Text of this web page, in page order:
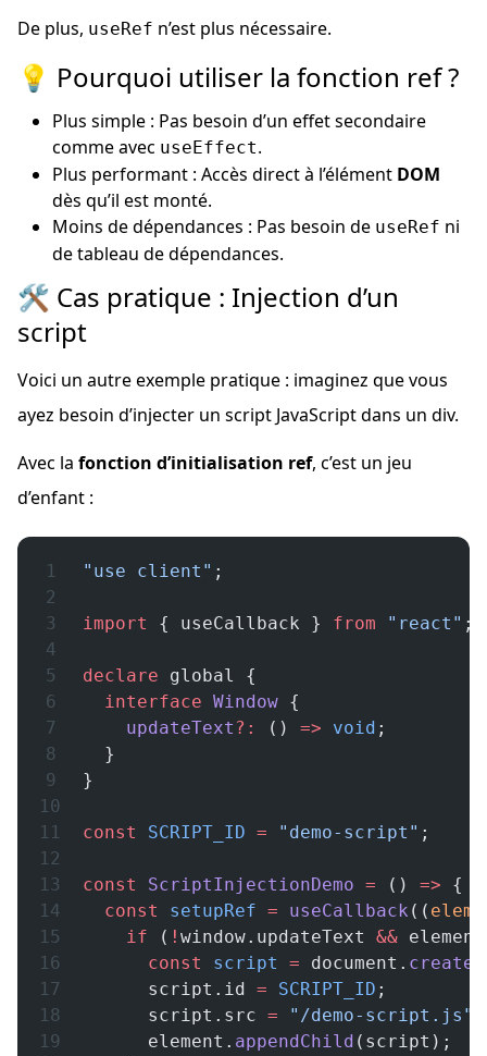
De plus, useRef n’est plus nécessaire.
💡 Pourquoi utiliser la fonction ref ?
Plus simple : Pas besoin d’un effet secondaire
comme avec useEffect.
Plus performant : Accès direct à l’élément DOM
dès qu’il est monté.
Moins de dépendances : Pas besoin de useRef ni
de tableau de dépendances.
🛠 Cas pratique : Injection d’un
script
Voici un autre exemple pratique : imaginez que vous
ayez besoin d’injecter un script JavaScript dans un div.
Avec la fonction d’initialisation ref, c’est un jeu
d’enfant :
"use client" ;
import { useCallback } from "react" ;
declare global {
  interface
Window {
    updateText
?: () => void ;
  }
}
const SCRIPT_ID = "demo-script" ;
const ScriptInjectionDemo = () => {
  const
setupRef = useCallback ((
    if
( ! window.updateText &&
      const
script = document.
      script.id
= SCRIPT_ID ;
      script.src
= "/demo-script.js"
      element.
appendChild (script);